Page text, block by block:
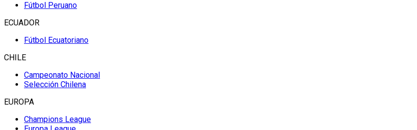
Fútbol Peruano
ECUADOR
Fútbol Ecuatoriano
CHILE
Campeonato Nacional
Selección Chilena
EUROPA
Champions League